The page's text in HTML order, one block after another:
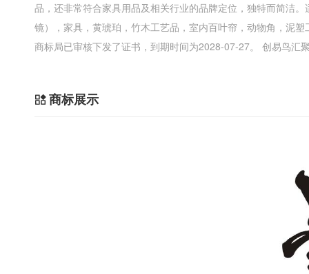
品，还非常符合家具用品及相关行业的品牌定位，独特而简洁
镜），家具，黄琥珀，竹木工艺品，室内百叶帘，动物角，泥
商标局已审核下发了证书，到期时间为2028-07-27。 创易鸟汇
商标展示